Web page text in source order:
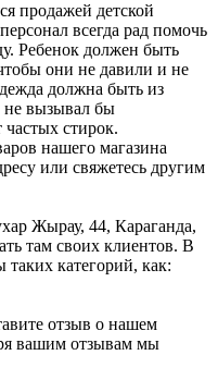
продажей детской
всегда рад помочь
Ребенок должен быть
они не давили и не
должна быть из
не вызывал бы
частых стирок.
нашего магазина
или свяжетесь другим
Жырау, 44, Караганда,
там своих клиентов. В
категорий, как:
отзыв о нашем
вашим отзывам мы